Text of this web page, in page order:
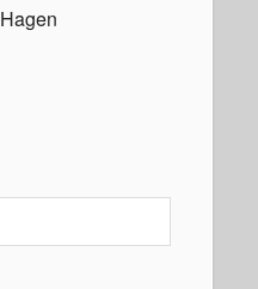
Hagen